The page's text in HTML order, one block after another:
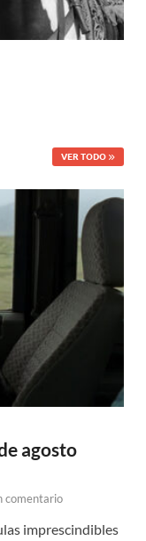
VER TODO
agosto
comentario
imprescindibles